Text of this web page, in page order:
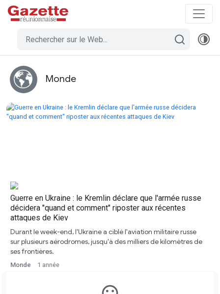
Monde
Guerre en Ukraine : le Kremlin déclare que l'armée russe
décidera "quand et comment" riposter aux récentes
attaques de Kiev
Durant le week-end, l'Ukraine a ciblé l'aviation militaire russe
sur plusieurs aérodromes, jusqu'à des milliers de kilomètres de
ses frontières.
Monde 1 année